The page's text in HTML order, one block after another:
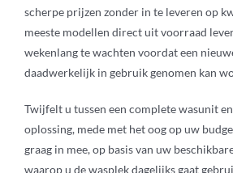
scherpe prijzen zonder in te leveren op
meeste modellen direct uit voorraad
wekenlang te wachten voordat een
daadwerkelijk in gebruik genomen kan
Twijfelt u tussen een complete wasunit
oplossing, mede met het oog op uw
graag in mee, op basis van uw
waarop u de wasplek dagelijks gaat